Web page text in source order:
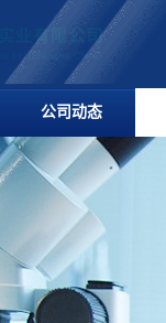
公司动态